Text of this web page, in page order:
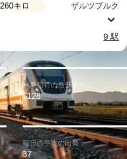
260キロ ザルツブルク
9 駅
列車切符の最低価格：
$128
毎日の平均の出発：
37